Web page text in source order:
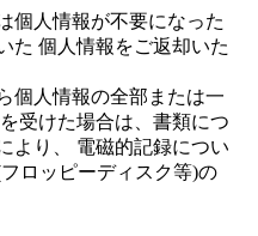
個人情報が不要になった
た 個人情報をご返却いた
個人情報の全部または一
受けた場合は、書類につ
より、 電磁的記録につい
ロッピーディスク等)の